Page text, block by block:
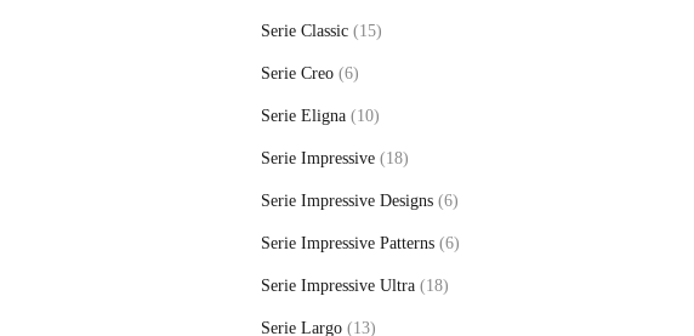
Serie Classic (15)
Serie Creo (6)
Serie Eligna (10)
Serie Impressive (18)
Serie Impressive Designs (6)
Serie Impressive Patterns (6)
Serie Impressive Ultra (18)
Serie Largo (13)